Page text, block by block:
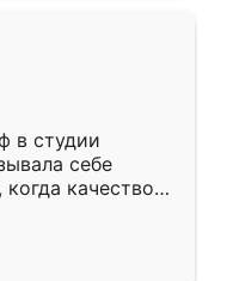
в студии
себе
качеством
уже почти